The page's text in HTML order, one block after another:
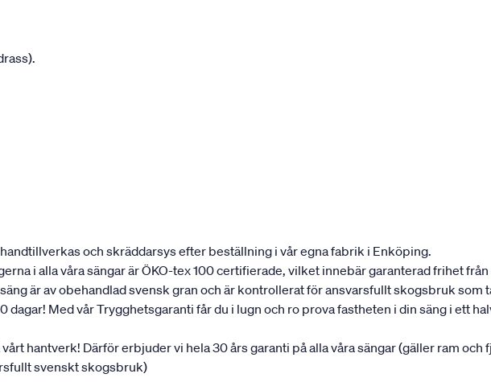
och skräddarsys efter beställning i vår egna fabrik i Enköping.
i alla våra sängar är ÖKO-tex 100 certifierade, vilket innebär garanterad frihet
är av obehandlad svensk gran och är kontrollerat för ansvarsfullt skogsbruk
dagar! Med vår Trygghetsgaranti får du i lugn och ro prova fastheten i din säng i ett
hantverk! Därför erbjuder vi hela 30 års garanti på alla våra sängar (gäller ram och
svenskt skogsbruk)